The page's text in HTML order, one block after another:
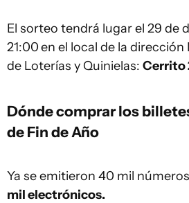
El sorteo tendrá lugar el 29 de
21:00en el local de la dirección
de Loterías y Quinielas: Cerrito
Dónde comprar los
de Fin de Año
Ya se emitieron 40 mil
mil electrónicos.